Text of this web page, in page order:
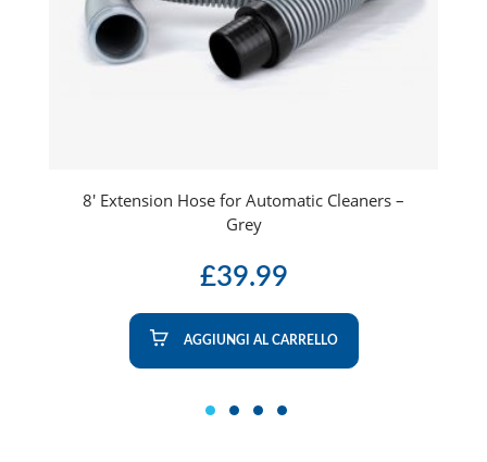
8′ Extension Hose for Automatic Cleaners –
Grey
£39.99
AGGIUNGI AL CARRELLO
1 2 3 4